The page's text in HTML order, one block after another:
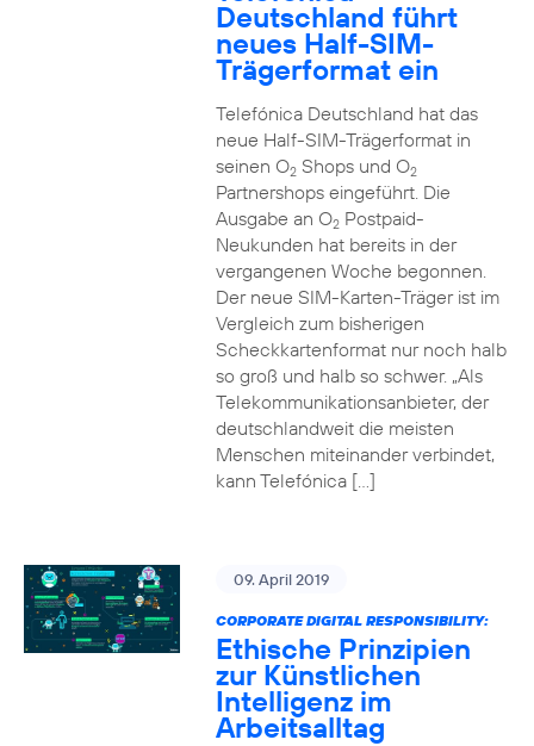
Deutschland führt
neues Half-SIM-
Trägerformat ein
Telefónica Deutschland hat das
neue Half-SIM-Trägerformat in
seinen O2Shops und O2
Partnershops eingeführt. Die
Ausgabe an O2Postpaid-
Neukunden hat bereits in der
vergangenen Woche begonnen.
Der neue SIM-Karten-Träger ist im
Vergleich zum bisherigen
Scheckkartenformat nur noch halb
so groß und halb so schwer. „Als
Telekommunikationsanbieter, der
deutschlandweit die meisten
Menschen miteinander verbindet,
kann Telefónica […]
09. April 2019
CORPORATE DIGITAL RESPONSIBILITY:
Ethische Prinzipien
zur Künstlichen
Intelligenz im
Arbeitsalltag